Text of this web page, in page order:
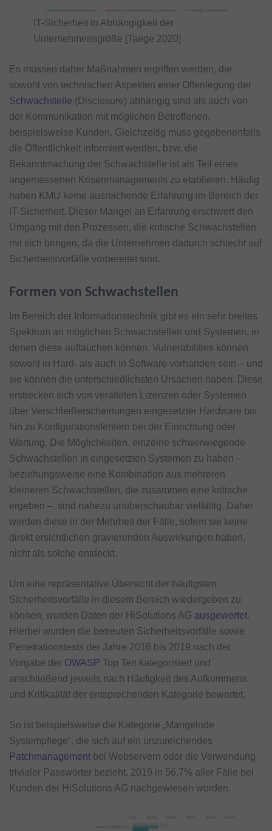
IT-Sicherheit in Abhängigkeit der
Unternehmensgröße [Taege 2020]
Es müssen daher Maßnahmen ergriffen werden, die
sowohl von technischen Aspekten einer Offenlegung der
Schwachstelle (Disclosure) abhängig sind als auch von
der Kommunikation mit möglichen Betroffenen,
beispielsweise Kunden. Gleichzeitig muss gegebenenfalls
die Öffentlichkeit informiert werden, bzw. die
Bekanntmachung der Schwachstelle ist als Teil eines
angemessenen Krisenmanagements zu etablieren. Häufig
haben KMU keine ausreichende Erfahrung im Bereich der
IT-Sicherheit. Dieser Mangel an Erfahrung erschwert den
Umgang mit den Prozessen, die kritische Schwachstellen
mit sich bringen, da die Unternehmen dadurch schlecht auf
Sicherheitsvorfälle vorbereitet sind.
Formen von Schwachstellen
Im Bereich der Informationstechnik gibt es ein sehr breites
Spektrum an möglichen Schwachstellen und Systemen, in
denen diese auftauchen können. Vulnerabilities können
sowohl in Hard- als auch in Software vorhanden sein – und
sie können die unterschiedlichsten Ursachen haben: Diese
erstrecken sich von veralteten Lizenzen oder Systemen
über Verschleißerscheinungen eingesetzter Hardware bis
hin zu Konfigurationsfehlern bei der Einrichtung oder
Wartung. Die Möglichkeiten, einzelne schwerwiegende
Schwachstellen in eingesetzten Systemen zu haben –
beziehungsweise eine Kombination aus mehreren
kleineren Schwachstellen, die zusammen eine kritische
ergeben –, sind nahezu unüberschaubar vielfältig. Daher
werden diese in der Mehrheit der Fälle, sofern sie keine
direkt ersichtlichen gravierenden Auswirkungen haben,
nicht als solche entdeckt.
Um eine repräsentative Übersicht der häufigsten
Sicherheitsvorfälle in diesem Bereich wiedergeben zu
können, wurden Daten der HiSolutions AG ausgewertet.
Hierbei wurden die betreuten Sicherheitsvorfälle sowie
Penetrationstests der Jahre 2016 bis 2019 nach der
Vorgabe der OWASP Top Ten kategorisiert und
anschließend jeweils nach Häufigkeit des Aufkommens
und Kritikalität der entsprechenden Kategorie bewertet.
So ist beispielsweise die Kategorie „Mangelnde
Systempflege“, die sich auf ein unzureichendes
Patchmanagement bei Webservern oder die Verwendung
trivialer Passwörter bezieht, 2019 in 56,7% aller Fälle bei
Kunden der HiSolutions AG nachgewiesen worden.